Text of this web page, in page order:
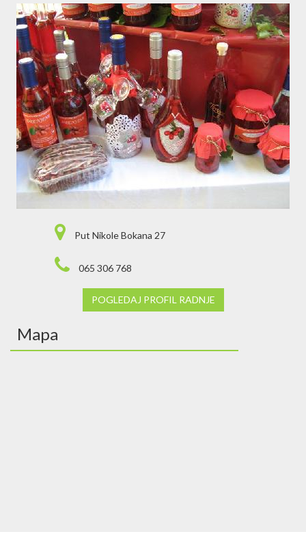
Put Nikole Bokana 27
065 306 768
POGLEDAJ PROFIL RADNJE
Mapa